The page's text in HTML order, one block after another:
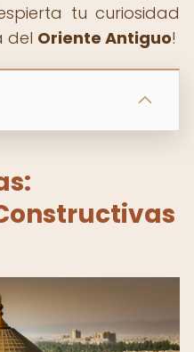
tu curiosidad
del Oriente Antiguo!